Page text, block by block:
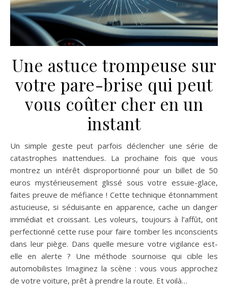
Une astuce trompeuse sur
votre pare-brise qui peut
vous coûter cher en un
instant
Un simple geste peut parfois déclencher une série de
catastrophes inattendues. La prochaine fois que vous
montrez un intérêt disproportionné pour un billet de 50
euros mystérieusement glissé sous votre essuie-glace,
faites preuve de méfiance ! Cette technique étonnamment
astucieuse, si séduisante en apparence, cache un danger
immédiat et croissant. Les voleurs, toujours à l’affût, ont
perfectionné cette ruse pour faire tomber les inconscients
dans leur piège. Dans quelle mesure votre vigilance est-
elle en alerte ? Une méthode sournoise qui cible les
automobilistes Imaginez la scène : vous vous approchez
de votre voiture, prêt à prendre la route. Et voilà…